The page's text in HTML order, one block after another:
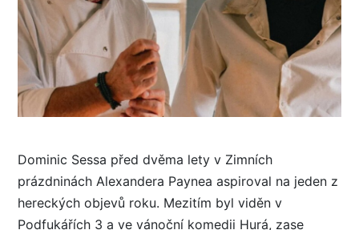
Dominic Sessa před dvěma lety v Zimních
prázdninách Alexandera Paynea aspiroval na jeden z
hereckých objevů roku. Mezitím byl viděn v
Podfukářích 3 a ve vánoční komedii Hurá, zase